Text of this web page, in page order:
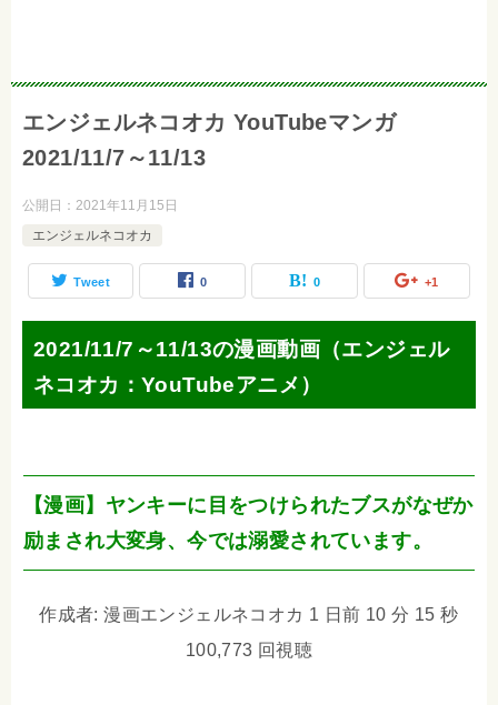
エンジェルネコオカ YouTubeマンガ
2021/11/7～11/13
公開日： 2021年11月15日
エンジェルネコオカ
Tweet 0 0 +1
2021/11/7～11/13の漫画動画（エンジェル
ネコオカ：YouTubeアニメ）
【漫画】ヤンキーに目をつけられたブスがなぜか
励まされ大変身、今では溺愛されています。
作成者: 漫画エンジェルネコオカ 1 日前 10 分 15 秒
100,773 回視聴